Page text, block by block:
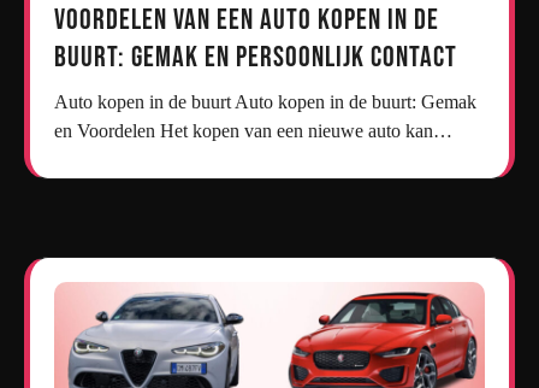
Voordelen van een Auto Kopen in de
Buurt: Gemak en Persoonlijk Contact
Auto kopen in de buurt Auto kopen in de buurt: Gemak
en Voordelen Het kopen van een nieuwe auto kan…